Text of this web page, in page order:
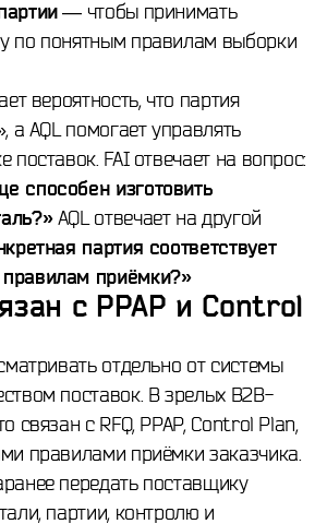
— чтобы принимать
по понятным правилам выборки
вероятность, что партия
а AQL помогает управлять
поставок. FAI отвечает на вопрос:
способен изготовить
AQL отвечает на другой
партия соответствует
приёмки?»
с PPAP и Control
отдельно от системы
поставок. В зрелых B2B-
связан с RFQ, PPAP, Control Plan,
правилами приёмки заказчика.
передать поставщику
партии, контролю и